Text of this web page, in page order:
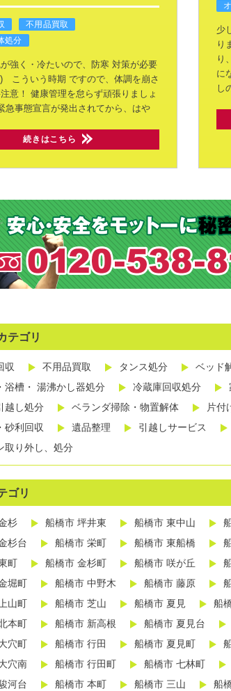
不用品買取
処分
強く・冷たいので、防寒 対策が必要
こういう時期 ですので、体調を崩さ
意！ 健康管理を怠らず頑張りましょ
急事態宣言が発出されてから、はや
続きはこちら
少
り
り
に
し
テゴリ
収 不用品買取 タンス処分
ベッド
浴槽・ 湯沸かし器処分
冷蔵庫回収処分
越し処分
ベランダ掃除・物置解体 片付
砂利回収
遺品整理 引越しサービス
取り外し、処分
ゴリ
杉 船橋市 坪井東 船橋市 東中山
杉台
船橋市 栄町 船橋市 東船橋
町
船橋市 金杉町 船橋市 咲が丘
堀町
船橋市 中野木 船橋市 藤原
山町
船橋市 芝山 船橋市 夏見 船
本町
船橋市 新高根 船橋市 夏見台
穴町
船橋市 行田 船橋市 夏見町
穴南
船橋市 行田町 船橋市 七林町
河台
船橋市 本町 船橋市 三山 船